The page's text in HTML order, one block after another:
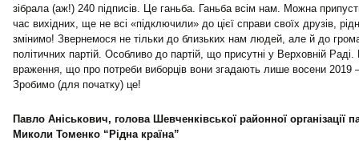
зібрала (аж!) 240 підписів. Це ганьба. Ганьба всім нам. Можна
час вихідних, ще не всі «підключили» до цієї справи своїх друзів,
змінимо! Звернемося не тільки до близьких нам людей, але й до
політичних партій. Особливо до партій, що присутні у Верховній
враження, що про потреби виборців вони згадають лише восени 2019
Зробимо (для початку) це!
Павло Аніськович, голова Шевченківської районної організації
Миколи Томенко “Рідна країна”